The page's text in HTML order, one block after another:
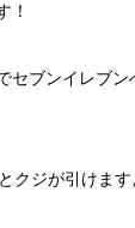
！
セブンイレブン
クジが引けます